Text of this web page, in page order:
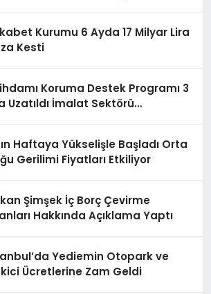
Kurumu 6 Ayda 17 Milyar Lira
Kesti
Koruma Destek Programı 3
Uzatıldı İmalat Sektörü
Haftaya Yükselişle Başladı Orta
Gerilimi Fiyatları Etkiliyor
Şimşek İç Borç Çevirme
Hakkında Açıklama Yaptı
Yediemin Otopark ve
Ücretlerine Zam Geldi